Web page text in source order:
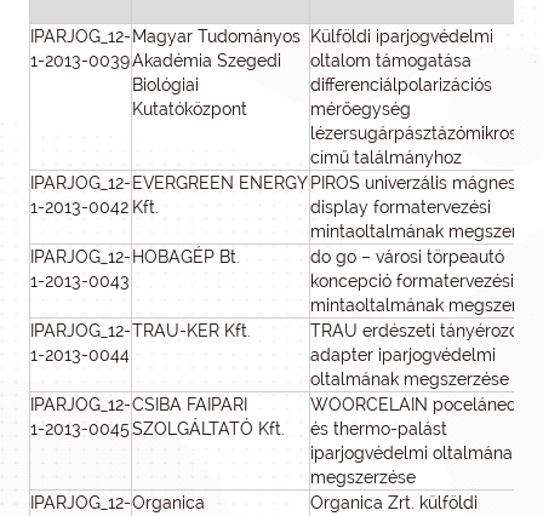
IPARJOG_12-
1-2013-0039
Magyar Tudományos
Akadémia Szegedi
Biológiai
Kutatóközpont
Külföldi iparjogvédelmi
oltalom támogatása
differenciálpolarizációs
mérőegység
című találmányhoz
IPARJOG_12-
1-2013-0042
EVERGREEN ENERGY
Kft.
PIROS univerzális mágneses
display formatervezési
mintaoltalmának
IPARJOG_12-
1-2013-0043
HOBAGÉP Bt.
do go – városi törpeautó
koncepció formatervezési
mintaoltalmának
IPARJOG_12-
1-2013-0044
TRAU-KER Kft.
TRAU erdészeti tányérozó
adapter iparjogvédelmi
oltalmának megszerzése
IPARJOG_12-
1-2013-0045
CSIBA FAIPARI
SZOLGÁLTATÓ Kft.
WOORCELAIN
és thermo-palást
iparjogvédelmi oltalmának
megszerzése
IPARJOG_12-Organica
Organica Zrt. külföldi